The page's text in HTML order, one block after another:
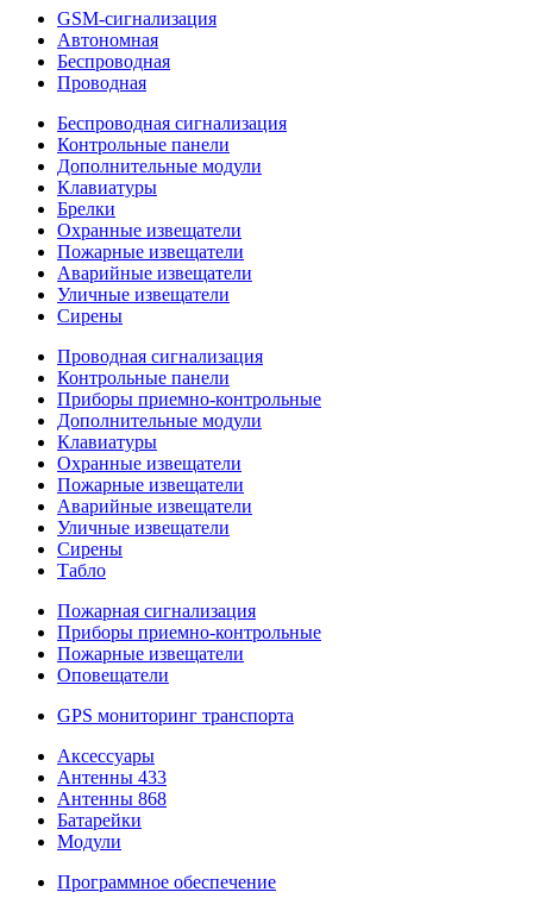
GSM-сигнализация
Автономная
Беспроводная
Проводная
Беспроводная сигнализация
Контрольные панели
Дополнительные модули
Клавиатуры
Брелки
Охранные извещатели
Пожарные извещатели
Аварийные извещатели
Уличные извещатели
Сирены
Проводная сигнализация
Контрольные панели
Приборы приемно-контрольные
Дополнительные модули
Клавиатуры
Охранные извещатели
Пожарные извещатели
Аварийные извещатели
Уличные извещатели
Сирены
Табло
Пожарная сигнализация
Приборы приемно-контрольные
Пожарные извещатели
Оповещатели
GPS мониторинг транспорта
Аксессуары
Антенны 433
Антенны 868
Батарейки
Модули
Программное обеспечение